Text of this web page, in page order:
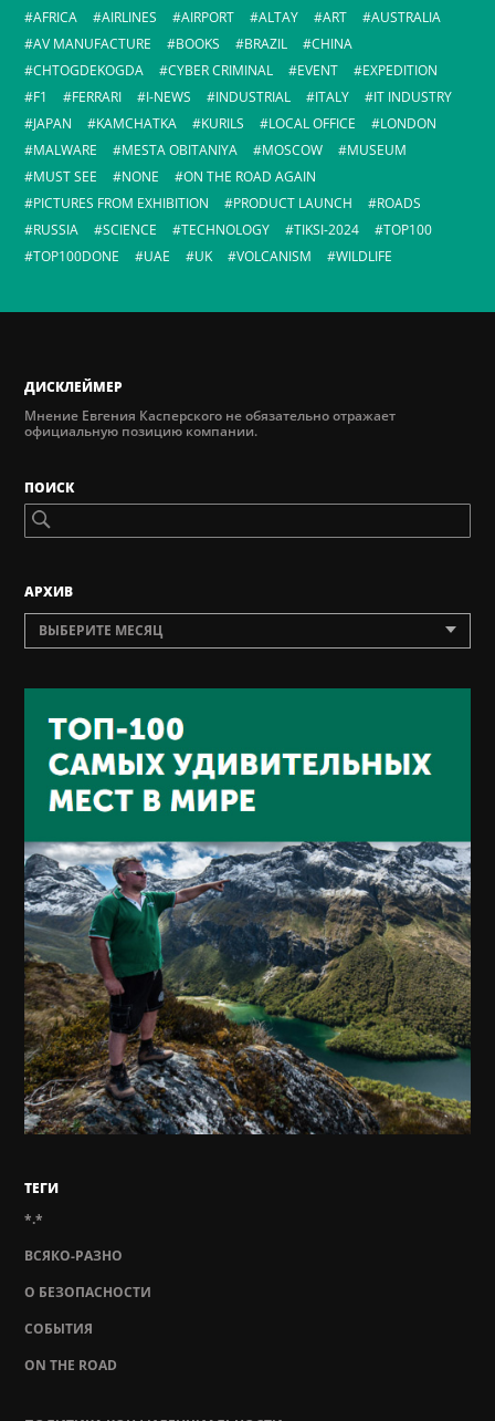
AFRICA
AIRLINES AIRPORT ALTAY ART
AUSTRALIA
AV MANUFACTURE
BOOKS BRAZIL
CHINA
CHTOGDEKOGDA
CYBER CRIMINAL EVENT
EXPEDITION
F1
FERRARI I-NEWS INDUSTRIAL ITALY
IT INDUSTRY
JAPAN
KAMCHATKA KURILS LOCAL OFFICE
LONDON
MALWARE
MESTA OBITANIYA MOSCOW
MUSEUM
MUST SEE
NONE
ON THE ROAD AGAIN
PICTURES FROM EXHIBITION
PRODUCT LAUNCH
ROADS
RUSSIA
SCIENCE TECHNOLOGY TIKSI-2024
TOP100
TOP100DONE
UAE UK VOLCANISM WILDLIFE
ДИСКЛЕЙМЕР
Мнение Евгения Касперского не обязательно отражает
официальную позицию компании.
ПОИСК
AРХИВ
ВЫБЕРИТЕ МЕСЯЦ
ТЕГИ
*.*
ВСЯКО-РАЗНО
О БЕЗОПАСНОСТИ
СОБЫТИЯ
ON THE ROAD